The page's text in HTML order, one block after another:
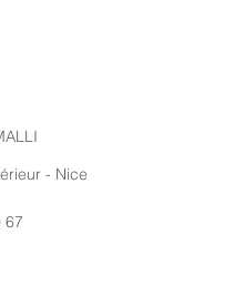
- Nice
67